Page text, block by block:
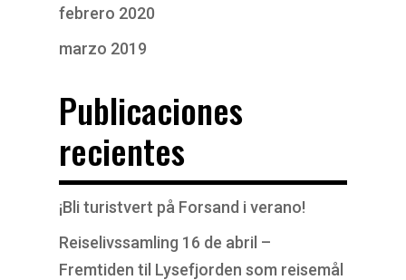
febrero 2020
marzo 2019
Publicaciones
recientes
¡Bli turistvert på Forsand i verano!
Reiselivssamling 16 de abril –
Fremtiden til Lysefjorden som reisemål